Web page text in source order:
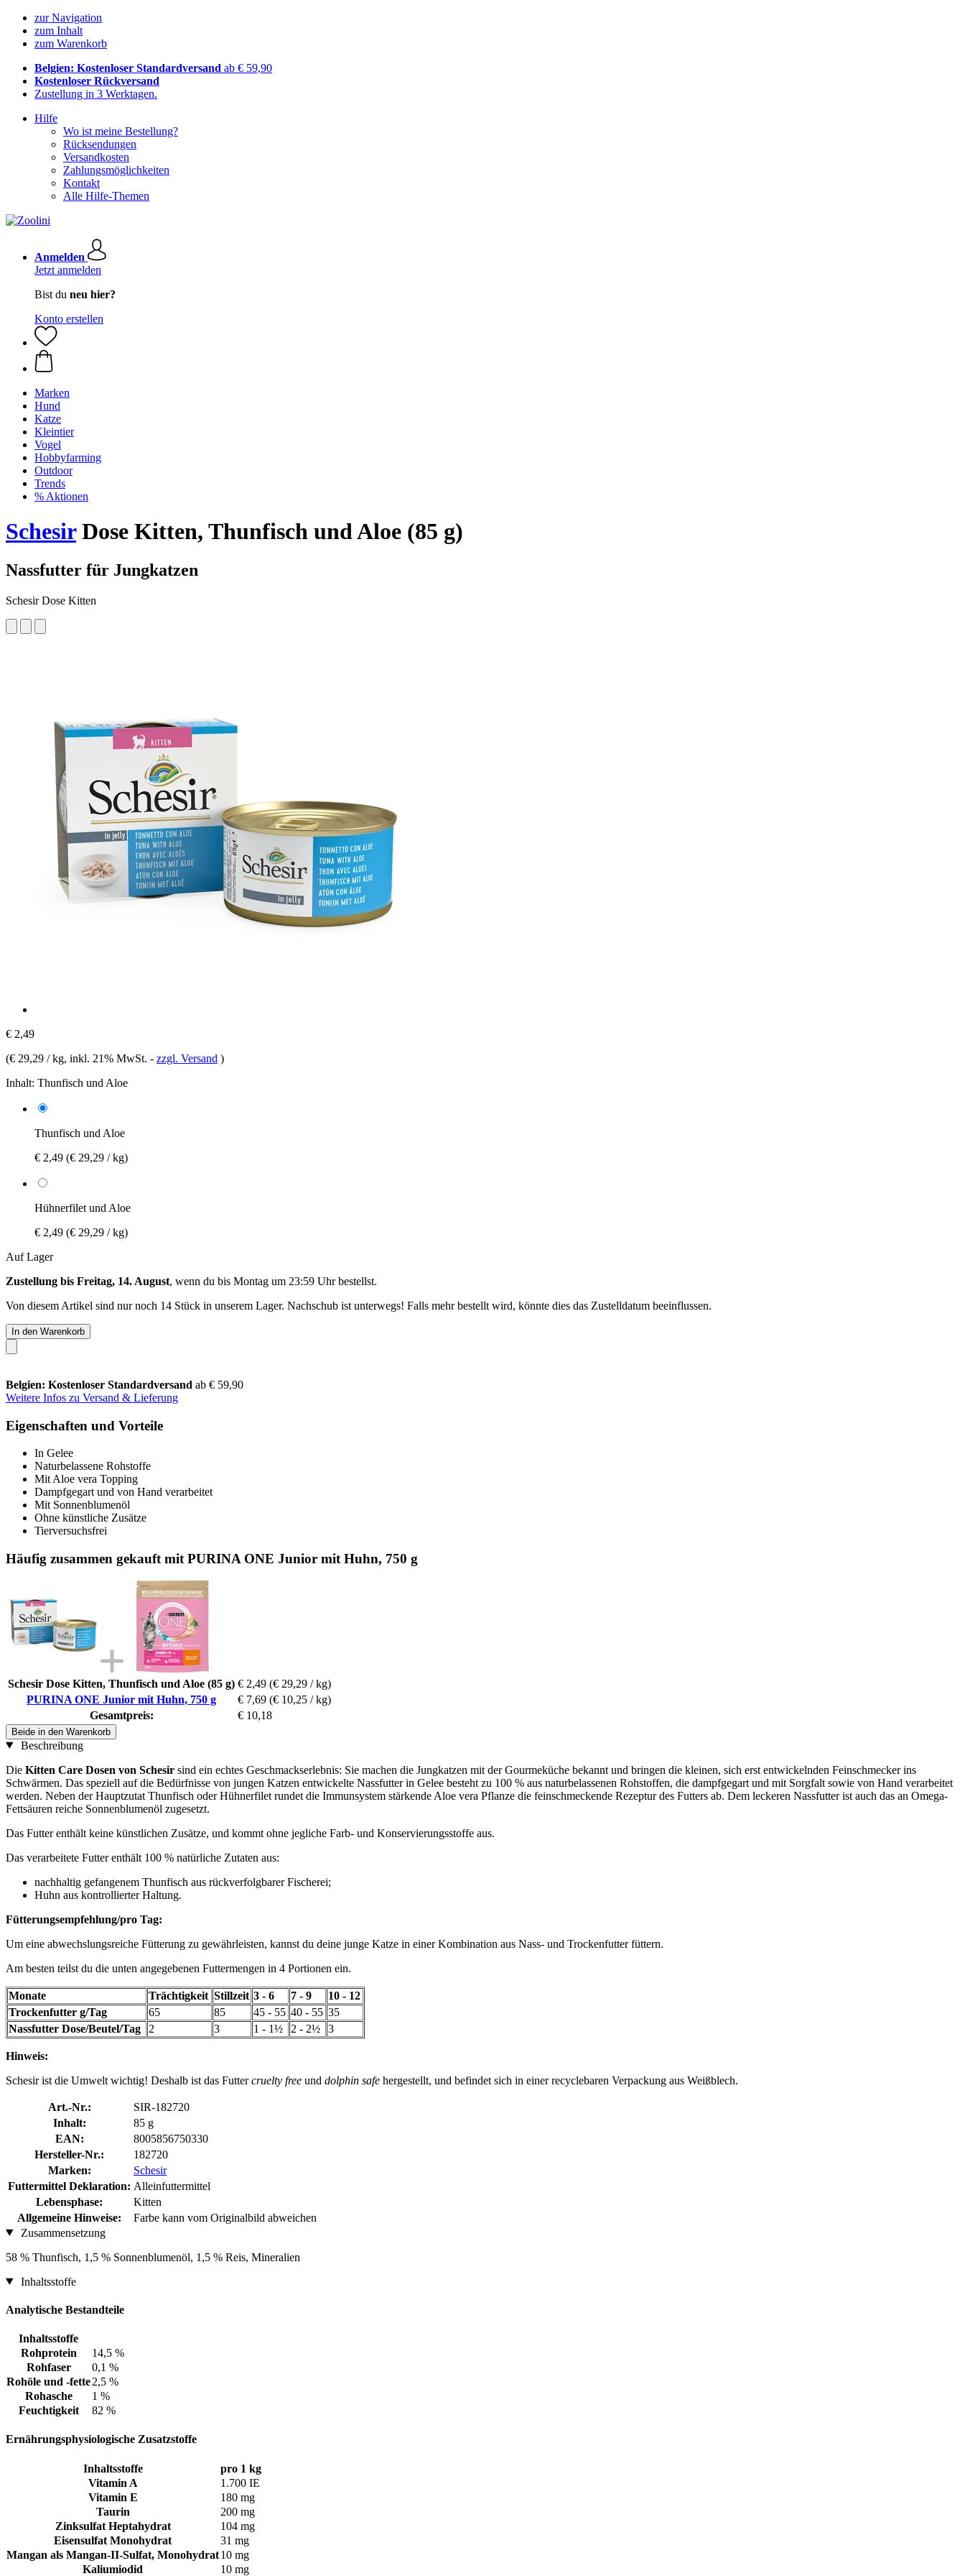
zur Navigation
zum Inhalt
zum Warenkorb
Belgien: Kostenloser Standardversand ab € 59,90
Kostenloser Rückversand
Zustellung in 3 Werktagen.
Hilfe
Wo ist meine Bestellung?
Rücksendungen
Versandkosten
Zahlungsmöglichkeiten
Kontakt
Alle Hilfe-Themen
Anmelden
Jetzt anmelden
Bist du neu hier?
Konto erstellen
Marken
Hund
Katze
Kleintier
Vogel
Hobbyfarming
Outdoor
Trends
% Aktionen
SchesirDose Kitten, Thunfisch und Aloe (85 g)
Nassfutter für Jungkatzen
Schesir Dose Kitten
€ 2,49
(€ 29,29 / kg, inkl. 21% MwSt. - zzgl. Versand )
Inhalt: Thunfisch und Aloe
Thunfisch und Aloe
€ 2,49 (€ 29,29 / kg)
Hühnerfilet und Aloe
€ 2,49 (€ 29,29 / kg)
Auf Lager
Zustellung bis Freitag, 14. August, wenn du bis Montag um 23:59 Uhrbestellst.
Von diesem Artikel sind nur noch 14 Stück in unserem Lager. Nachschub ist unterwegs! Falls mehr bestellt wird, könnte dies das Zustelldatum beeinflussen.
In den Warenkorb
Belgien: Kostenloser Standardversand ab € 59,90
Weitere Infos zu Versand & Lieferung
Eigenschaften und Vorteile
In Gelee
Naturbelassene Rohstoffe
Mit Aloe vera Topping
Dampfgegart und von Hand verarbeitet
Mit Sonnenblumenöl
Ohne künstliche Zusätze
Tierversuchsfrei
Häufig zusammen gekauft mit PURINA ONE Junior mit Huhn, 750 g
Schesir Dose Kitten, Thunfisch und Aloe (85 g) € 2,49 (€ 29,29 / kg)
PURINA ONE Junior mit Huhn, 750 g
€ 7,69 (€ 10,25 / kg)
Gesamtpreis:
€ 10,18
Beide in den Warenkorb
Beschreibung
Die Kitten Care Dosen von Schesir sind ein echtes Geschmackserlebnis: Sie machen die Jungkatzen mit der Gourmeküche bekannt und bringen die kleinen, sich erst entwickelnden Feinschmecker ins
Schwärmen. Das speziell auf die Bedürfnisse von jungen Katzen entwickelte Nassfutter in Gelee besteht zu 100 % aus naturbelassenen Rohstoffen, die dampfgegart und mit Sorgfalt sowie von Hand verarbeitet
werden. Neben der Hauptzutat Thunfisch oder Hühnerfilet rundet die Immunsystem stärkende Aloe vera Pflanze die feinschmeckende Rezeptur des Futters ab. Dem leckeren Nassfutter ist auch das an Omega-
Fettsäuren reiche Sonnenblumenöl zugesetzt.
Das Futter enthält keine künstlichen Zusätze, und kommt ohne jegliche Farb- und Konservierungsstoffe aus.
Das verarbeitete Futter enthält 100 % natürliche Zutaten aus:
nachhaltig gefangenem Thunfisch aus rückverfolgbarer Fischerei;
Huhn aus kontrollierter Haltung.
Fütterungsempfehlung/pro Tag:
Um eine abwechslungsreiche Fütterung zu gewährleisten, kannst du deine junge Katze in einer Kombination aus Nass- und Trockenfutter füttern.
Am besten teilst du die unten angegebenen Futtermengen in 4 Portionen ein.
Monate Trächtigkeit Stillzeit 3 - 6 7 - 9
10 - 12
Trockenfutter g/Tag
65 85 45 - 55 40 - 55 35
Nassfutter Dose/Beutel/Tag
2 3 1 - 1½ 2 - 2½ 3
Hinweis:
Schesir ist die Umwelt wichtig! Deshalb ist das Futtercruelty free und dolphin safe hergestellt, und befindet sich in einer recyclebaren Verpackung aus Weißblech.
Art.-Nr.:
SIR-182720
Inhalt:
85 g
EAN:
8005856750330
Hersteller-Nr.:
182720
Marken:
Schesir
Futtermittel Deklaration: Alleinfuttermittel
Lebensphase:
Kitten
Allgemeine Hinweise:
Farbe kann vom Originalbild abweichen
Zusammensetzung
58 % Thunfisch, 1,5 % Sonnenblumenöl, 1,5 % Reis, Mineralien
Inhaltsstoffe
Analytische Bestandteile
Inhaltsstoffe
Rohprotein
14,5 %
Rohfaser
0,1 %
Rohöle und -fette2,5 %
Rohasche
1 %
Feuchtigkeit
82 %
Ernährungsphysiologische Zusatzstoffe
Inhaltsstoffe
pro 1 kg
Vitamin A
1.700 IE
Vitamin E
180 mg
Taurin
200 mg
Zinksulfat Heptahydrat
104 mg
Eisensulfat Monohydrat
31 mg
Mangan als Mangan-II-Sulfat, Monohydrat10 mg
Kaliumiodid
10 mg